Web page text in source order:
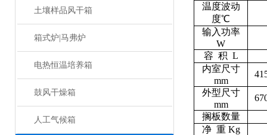
土壤样品风干箱
箱式炉|马弗炉
电热恒温培养箱
鼓风干燥箱
人工气候箱
温度波动
度℃
输入功率
W
容 积 L
内室尺寸
mm
外型尺寸
mm
搁板数量
净 重 Kg